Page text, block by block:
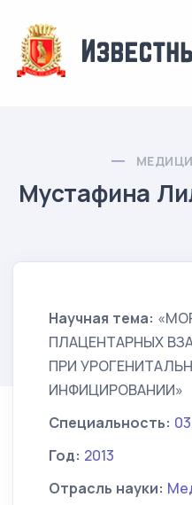
Мустафина
Научная тема:
ПЛАЦЕНТАРНЫХ
ПРИ
ИНФИЦИРОВАНИИ»
Специальность:
Год: 2013
Отрасль науки: